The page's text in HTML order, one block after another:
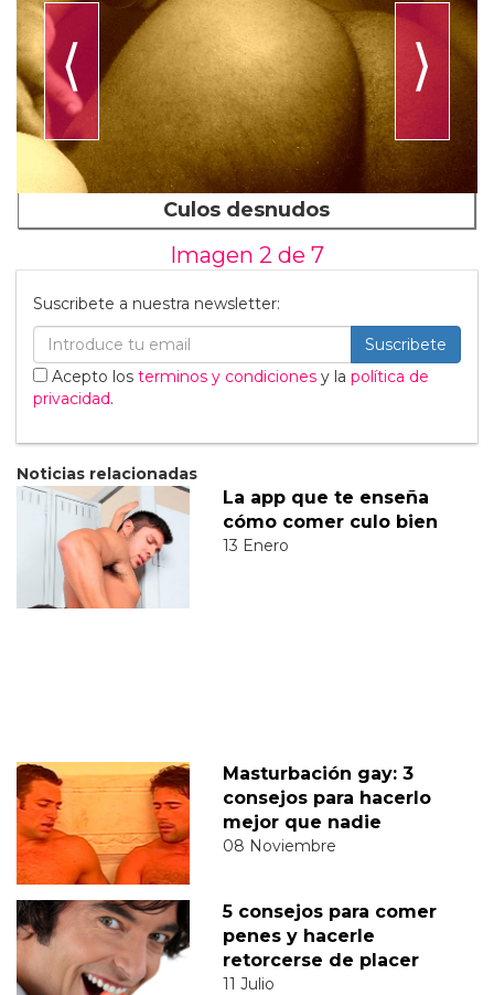
⟨ ⟩
Culos desnudos
Imagen 2 de 7
Suscribete a nuestra newsletter:
Suscribete
Acepto los terminos y condiciones y la política de
privacidad.
Noticias relacionadas
La app que te enseña
cómo comer culo bien
13 Enero
Masturbación gay: 3
consejos para hacerlo
mejor que nadie
08 Noviembre
5 consejos para comer
penes y hacerle
retorcerse de placer
11 Julio